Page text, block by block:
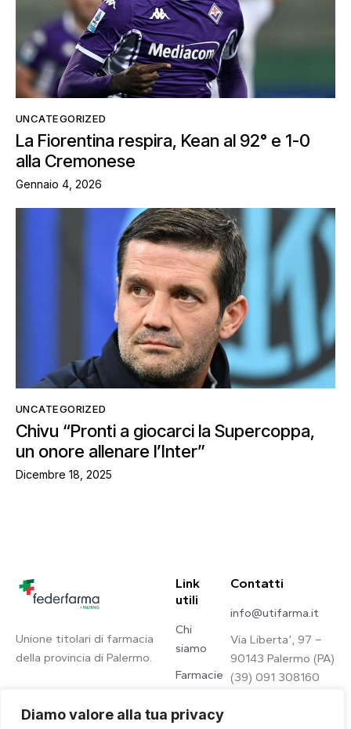
Diamo valore alla tua privacy
UNCATEGORIZED
La Fiorentina respira, Kean al 92° e 1-0
alla Cremonese
Gennaio 4, 2026
UNCATEGORIZED
Chivu “Pronti a giocarci la Supercoppa,
un onore allenare l’Inter”
Dicembre 18, 2025
Unione titolari di farmacia
della provincia di Palermo.
Link
utili
Chi
siamo
Farmacie
Contatti
info@utifarma.it
Via Liberta’, 97 –
90143 Palermo (PA)
(39) 091 308160